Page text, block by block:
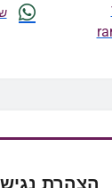
הצהרת